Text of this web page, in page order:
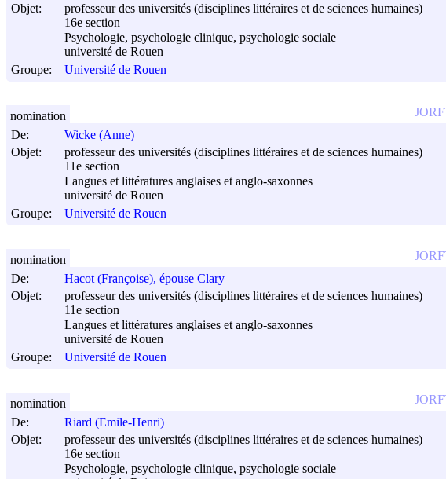
Objet:
professeur des universités (disciplines littéraires et de sciences humaines)
16e section
Psychologie, psychologie clinique, psychologie sociale
université de Rouen
Groupe:
Université de Rouen
De:
Wicke (Anne)
Objet:
professeur des universités (disciplines littéraires et de sciences humaines)
11e section
Langues et littératures anglaises et anglo-saxonnes
université de Rouen
Groupe:
Université de Rouen
nomination
De:
Hacot (Françoise), épouse Clary
Objet:
professeur des universités (disciplines littéraires et de sciences humaines)
11e section
Langues et littératures anglaises et anglo-saxonnes
université de Rouen
Groupe:
Université de Rouen
nomination
De:
Riard (Emile-Henri)
Objet:
professeur des universités (disciplines littéraires et de sciences humaines)
16e section
Psychologie, psychologie clinique, psychologie sociale
nomination